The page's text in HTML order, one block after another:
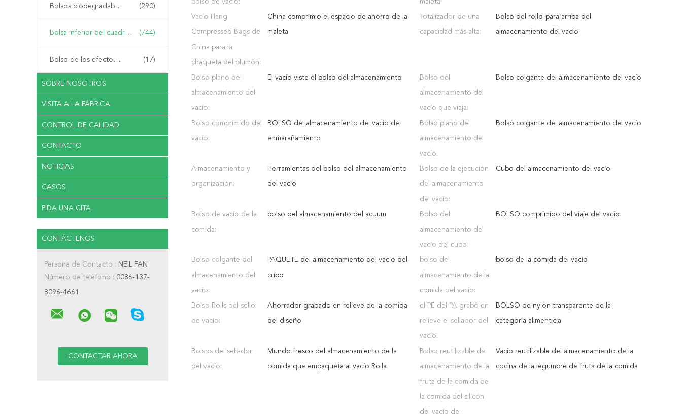
Bolsos biodegradables del PLA (290)
Bolsa inferior del cuadrado (744)
Bolso de los efectos de escritorio del documento (17)
SOBRE NOSOTROS
VISITA A LA FÁBRICA
CONTROL DE CALIDAD
CONTACTO
NOTICIAS
CASOS
PIDA UNA CITA
CONTÁCTENOS
Persona de Contacto : NEIL FAN
Número de teléfono : 0086-137-
8096-4661
bolso de vacío: maleta:
Vacío Hang
Compressed Bags de
China para la
chaqueta del plumón:
China comprimió el espacio de ahorro de la
maleta
Totalizador de una
capacidad más alta:
Bolso del rollo-para arriba del
almacenamiento del vacío
Bolso plano del
almacenamiento del
vacío:
El vacío viste el bolso del almacenamiento Bolso del
almacenamiento del
vacío que viaja:
Bolso colgante del almacenamiento del vacío
Bolso comprimido del
vacío:
BOLSO del almacenamiento del vacío del
enmarañamiento
Bolso plano del
almacenamiento del
vacío:
Bolso colgante del almacenamiento del vacío
Almacenamiento y
organización:
Herramientas del bolso del almacenamiento
del vacío
Bolso de la ejecución
del almacenamiento
del vacío:
Cubo del almacenamiento del vacío
Bolso de vacío de la
comida:
bolso del almacenamiento del acuum Bolso del
almacenamiento del
vacío del cubo:
BOLSO comprimido del viaje del vacío
Bolso colgante del
almacenamiento del
vacío:
PAQUETE del almacenamiento del vacío del
cubo
bolso del
almacenamiento de la
comida del vacío:
bolso de la comida del vacío
Bolso Rolls del sello
de vacío:
Ahorrador grabado en relieve de la comida
del diseño
el PE del PA grabó en
relieve el sellador del
vacío:
BOLSO de nylon transparente de la
categoría alimenticia
Bolsos del sellador
del vacío:
Mundo fresco del almacenamiento de la
comida que empaqueta al vacío Rolls
Bolso reutilizable del
almacenamiento de la
fruta de la comida de
la comida del silicón
del vacío de:
Vacío reutilizable del almacenamiento de la
cocina de la legumbre de fruta de la comida